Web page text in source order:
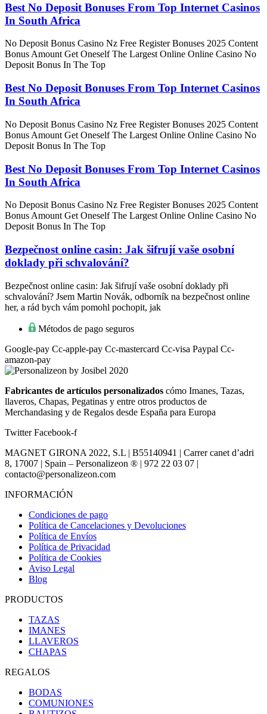
Best No Deposit Bonuses From Top Internet Casinos
In South Africa
No Deposit Bonus Casino Nz Free Register Bonuses 2025 Content
Bonus Amount Get Oneself The Largest Online Online Casino No
Deposit Bonus In The Top
Best No Deposit Bonuses From Top Internet Casinos
In South Africa
No Deposit Bonus Casino Nz Free Register Bonuses 2025 Content
Bonus Amount Get Oneself The Largest Online Online Casino No
Deposit Bonus In The Top
Best No Deposit Bonuses From Top Internet Casinos
In South Africa
No Deposit Bonus Casino Nz Free Register Bonuses 2025 Content
Bonus Amount Get Oneself The Largest Online Online Casino No
Deposit Bonus In The Top
Bezpečnost online casin: Jak šifrují vaše osobní
doklady při schvalování?
Bezpečnost online casin: Jak šifrují vaše osobní doklady při
schvalování? Jsem Martin Novák, odborník na bezpečnost online
her, a rád bych vám pomohl pochopit, jak
Métodos de pago seguros
Google-pay Cc-apple-pay Cc-mastercard Cc-visa Paypal Cc-
amazon-pay
Fabricantes de artículos personalizados cómo Imanes, Tazas,
llaveros, Chapas, Pegatinas y entre otros productos de
Merchandasing y de Regalos desde España para Europa
Twitter Facebook-f
MAGNET GIRONA 2022, S.L | B55140941 | Carrer canet d’adri
8, 17007 | Spain – Personalizeon ® | 972 22 03 07 |
contacto@personalizeon.com
INFORMACIÓN
Condiciones de pago
Política de Cancelaciones y Devoluciones
Política de Envíos
Política de Privacidad
Política de Cookies
Aviso Legal
Blog
PRODUCTOS
TAZAS
IMANES
LLAVEROS
CHAPAS
REGALOS
BODAS
COMUNIONES